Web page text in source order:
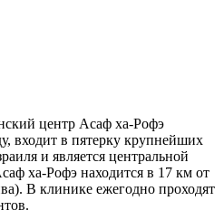
центр Асаф ха-Рофэ
входит в пятерку крупнейших
и является центральной
ха-Рофэ находится в 17 км от
В клинике ежегодно проходят